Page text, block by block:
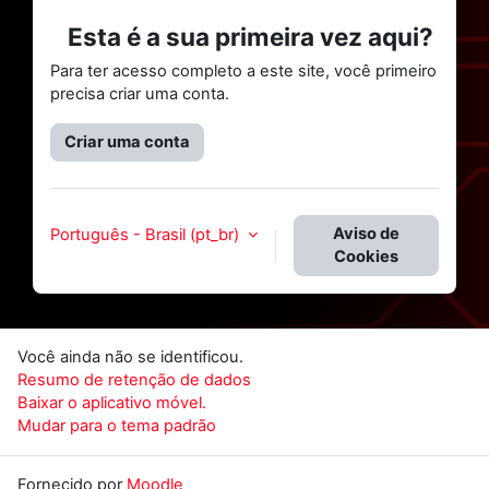
Esta é a sua primeira vez aqui?
Para ter acesso completo a este site, você primeiro
precisa criar uma conta.
Criar uma conta
Português - Brasil ‎(pt_br)‎
Aviso de
Cookies
Você ainda não se identificou.
Resumo de retenção de dados
Baixar o aplicativo móvel.
Mudar para o tema padrão
Fornecido por Moodle